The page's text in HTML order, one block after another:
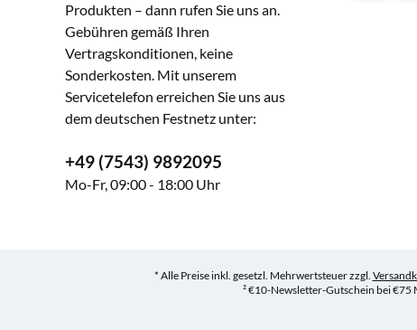
Produkten – dann rufen Sie uns an.
Gebühren gemäß Ihren
Vertragskonditionen, keine
Sonderkosten. Mit unserem
Servicetelefon erreichen Sie uns aus
dem deutschen Festnetz unter:
+49 (7543) 9892095
Mo-Fr, 09:00 - 18:00 Uhr
* Alle Preise inkl. gesetzl. Mehrwertsteuer zzgl.
² €10-Newsletter-Gutschein bei